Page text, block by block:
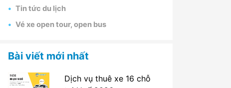
Tin tức du lịch
Vé xe open tour, open bus
Bài viết mới nhất
Dịch vụ thuê xe 16 chỗ